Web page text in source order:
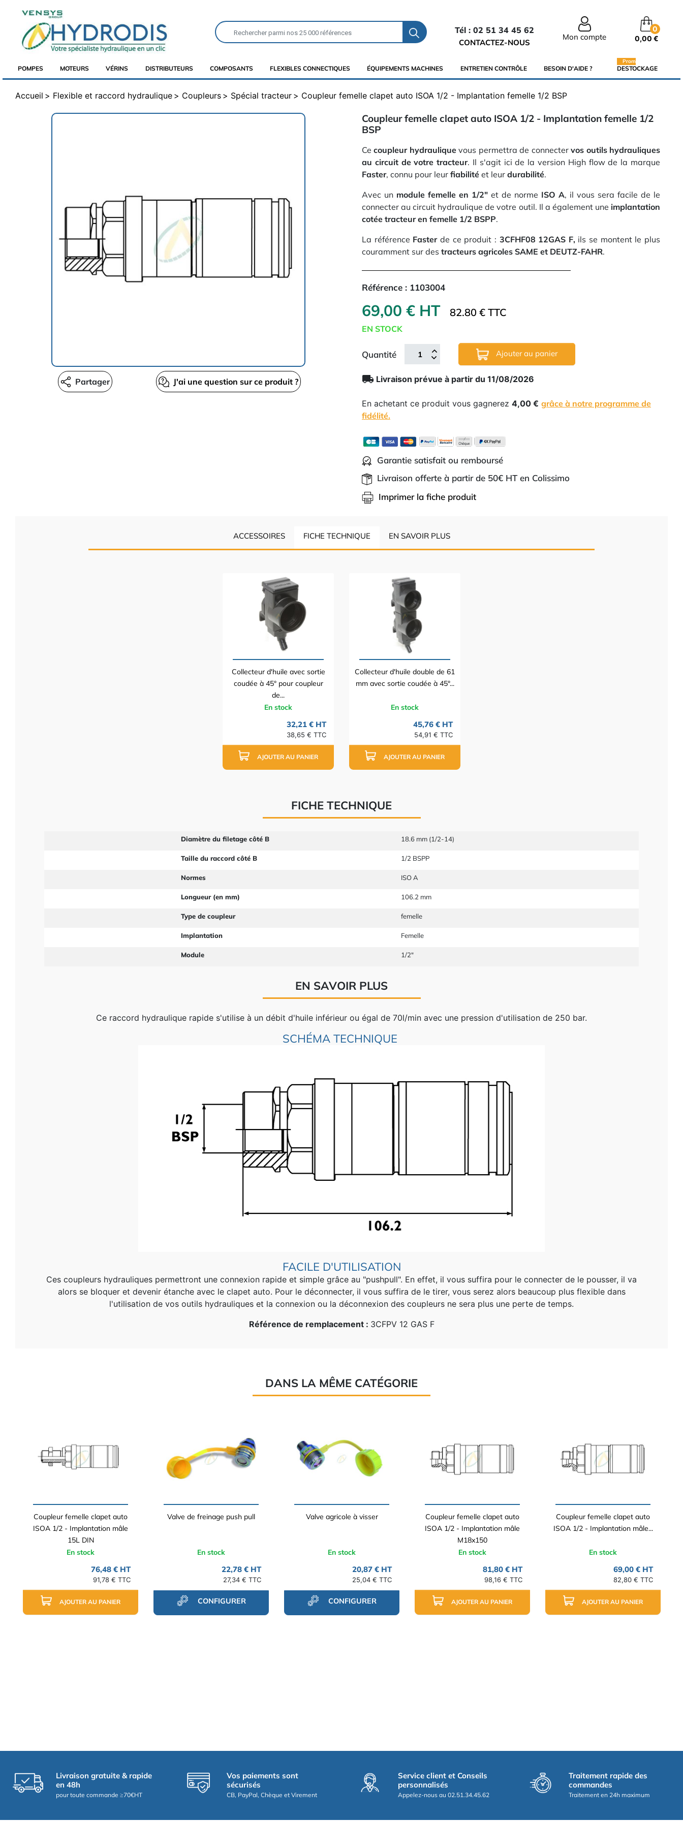
Tél : 02 51 34 45 62
CONTACTEZ-NOUS
Mon compte
0
0,00 €
POMPES MOTEURS VÉRINS DISTRIBUTEURS COMPOSANTS FLEXIBLES CONNECTIQUES ÉQUIPEMENTS MACHINES ENTRETIEN CONTRÔLE BESOIN D'AIDE ? DESTOCKAGE
Promo
Accueil Flexible et raccord hydraulique Coupleurs Spécial tracteur Coupleur femelle clapet auto ISOA 1/2 - Implantation femelle 1/2 BSP
J'ai une question sur ce produit ?
Partager
Coupleur femelle clapet auto ISOA 1/2 - Implantation femelle 1/2
BSP
Cecoupleur hydrauliquevous permettra de connectervos outils hydrauliques
au circuit de votre tracteur. Il s'agit ici de la version High flow de la marque
Faster, connu pour leur fiabilité et leur durabilité.
Avec un module femelle en 1/2" et de norme ISO A, il vous sera facile de le
connecter au circuit hydraulique de votre outil. Il a également une implantation
cotée tracteur en femelle 1/2 BSPP.
La référence Fasterde ce produit : 3CFHF08 12GAS F, ils se montent le plus
couramment sur des tracteurs agricoles SAME et DEUTZ-FAHR.
Référence : 1103004
69,00 € HT 82.80 € TTC
EN STOCK
Quantité Ajouter au panier
local_shipping Livraison prévue à partir du 11/08/2026
En achetant ce produit vous gagnerez 4,00 € grâce à notre programme de
fidélité.
Garantie satisfait ou remboursé
Livraison offerte à partir de 50€ HT en Colissimo
Imprimer la fiche produit
ACCESSOIRES FICHE TECHNIQUE EN SAVOIR PLUS
Collecteur d'huile avec sortie
coudée à 45° pour coupleur
de...
En stock
32,21 € HT
38,65 € TTC
AJOUTER AU PANIER
Collecteur d'huile double de 61
mm avec sortie coudée à 45°...
En stock
45,76 € HT
54,91 € TTC
AJOUTER AU PANIER
FICHE TECHNIQUE
Diamètre du filetage côté B 18.6 mm (1/2-14)
Taille du raccord côté B 1/2 BSPP
Normes ISO A
Longueur (en mm) 106.2 mm
Type de coupleur femelle
Implantation Femelle
Module 1/2"
EN SAVOIR PLUS
Ce raccord hydraulique rapide s'utilise à un débit d'huile inférieur ou égal de 70l/min avec une pression d'utilisation de 250 bar.
SCHÉMA TECHNIQUE
FACILE D'UTILISATION
Ces coupleurs hydrauliques permettront une connexion rapide et simple grâce au "pushpull". En effet, il vous suffira pour le connecter de le pousser, il va
alors se bloquer et devenir étanche avec le clapet auto. Pour le déconnecter, il vous suffira de le tirer, vous serez alors beaucoup plus flexible dans
l'utilisation de vos outils hydrauliques et la connexion ou la déconnexion des coupleurs ne sera plus une perte de temps.
Référence de remplacement : 3CFPV 12 GAS F
DANS LA MÊME CATÉGORIE
Coupleur femelle clapet auto
ISOA 1/2 - Implantation mâle
15L DIN
En stock
76,48 € HT
91,78 € TTC
AJOUTER AU PANIER
Valve de freinage push pull
En stock
22,78 € HT
27,34 € TTC
CONFIGURER
Valve agricole à visser
En stock
20,87 € HT
25,04 € TTC
CONFIGURER
Coupleur femelle clapet auto
ISOA 1/2 - Implantation mâle
M18x150
En stock
81,80 € HT
98,16 € TTC
AJOUTER AU PANIER
Coupleur femelle clapet auto
ISOA 1/2 - Implantation mâle...
En stock
69,00 € HT
82,80 € TTC
AJOUTER AU PANIER
Livraison gratuite & rapide
en 48h
pour toute commande ≥70€HT
Vos paiements sont
sécurisés
CB, PayPal, Chèque et Virement
Service client et Conseils
personnalisés
Appelez-nous au 02.51.34.45.62
Traitement rapide des
commandes
Traitement en 24h maximum